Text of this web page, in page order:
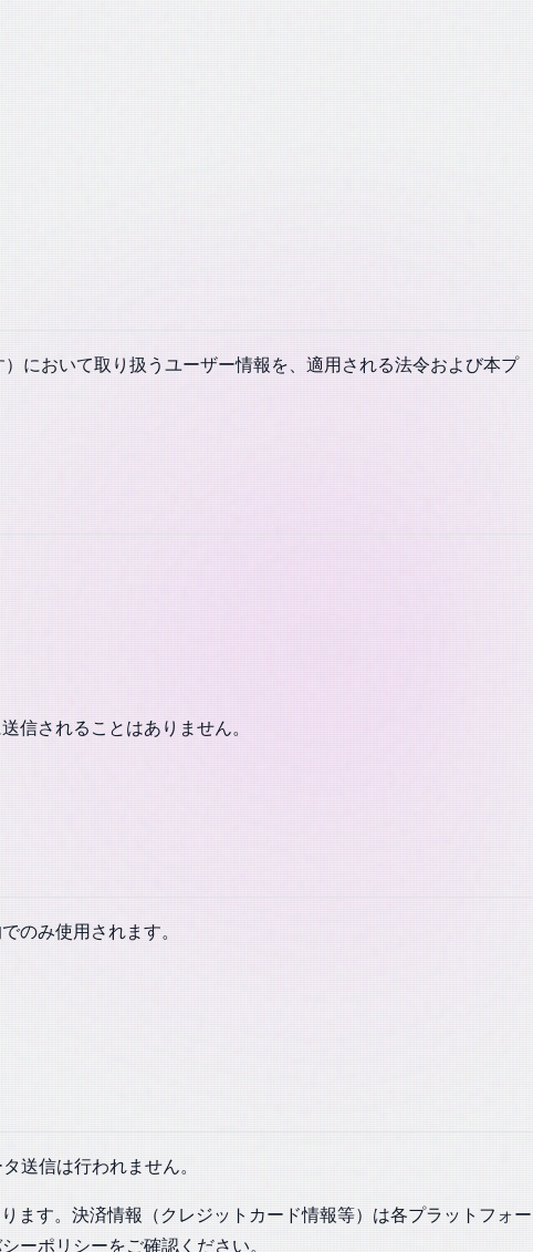
において取り扱うユーザー情報を、適用される法令および本プ
信されることはありません。
のみ使用されます。
送信は行われません。
す。決済情報（クレジットカード情報等）は各プラットフォー
ーポリシーをご確認ください。